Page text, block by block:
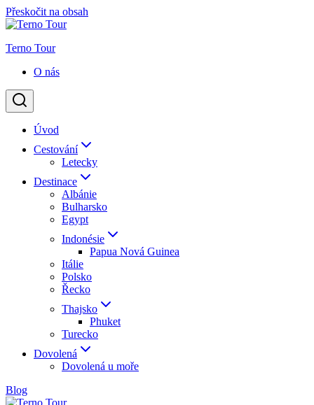
Přeskočit na obsah
Terno Tour
O nás
Úvod
Cestování
Letecky
Destinace
Albánie
Bulharsko
Egypt
Indonésie
Papua Nová Guinea
Itálie
Polsko
Řecko
Thajsko
Phuket
Turecko
Dovolená
Dovolená u moře
Blog